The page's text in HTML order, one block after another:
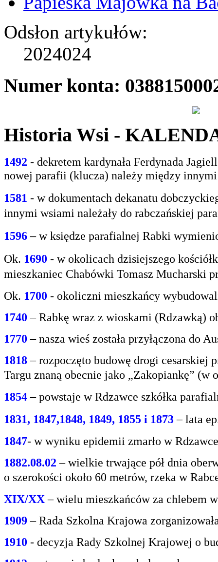
Odsłon artykułów:
2024024
Numer konta:
Historia Wsi -
1492 - dekretem kardynała Ferdynada
nowej parafii (klucza) należy między
1581 - wdokumentach dekanatu
innymi wsiami należały do rabczańskiej
1596– w księdze parafialnej Rabki
Ok. 1690 - w okolicach dzisiejszego
mieszkaniec Chabówki Tomasz Mucharski
Ok. 1700 - okoliczni mieszkańcy
1740 – Rabkę wraz z wioskami (Rdzawką)
1770 – nasza wieś została przyłączona do
1818– rozpoczęto budowę drogi cesarskiej
Targu znaną obecnie jako „Zakopiankę” (w
1854 – powstaje w Rdzawce szkółka
1831, 1847,1848, 1849, 1855 i 1873 – lata
1847- w wyniku epidemii zmarło w
1882.08.02 – wielkie trwające pół dnia
o szerokości około 60 metrów, rzeka w
XIX/XX– wielu mieszkańców za chlebem
1909 – Rada Szkolna Krajowa
1910 - decyzja Rady Szkolnej Krajowej o